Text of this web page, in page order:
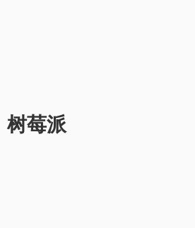
树莓派